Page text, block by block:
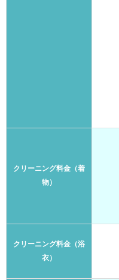
クリーニング料金（着
物）
クリーニング料金（浴
衣）